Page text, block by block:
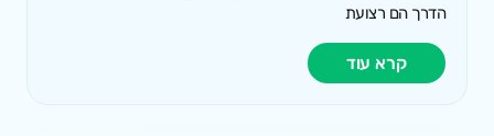
הדרך הם רצועת
קרא עוד